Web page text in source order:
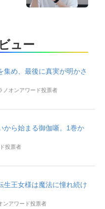
ュー
め、最後に真実が明かさ
オンアワード投票者
から始まる御伽噺。1巻か
投票者
生王女様は魔法に憧れ続け
ンアワード投票者